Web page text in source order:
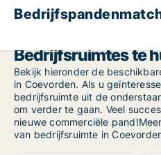
Bedrijfsruimtes te
Bekijk hieronder de
in Coevorden. Als u
bedrijfsruimte uit de
om verder te gaan. Veel
nieuwe commerciële
van bedrijfsruimte in